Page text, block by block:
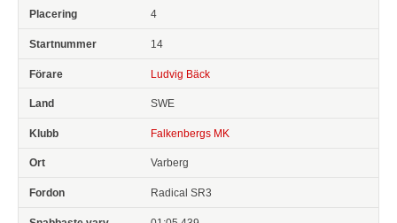
4
14
Ludvig Bäck
SWE
Falkenbergs MK
Varberg
Radical SR3